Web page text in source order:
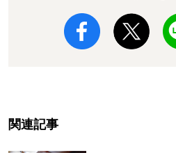
関連記事